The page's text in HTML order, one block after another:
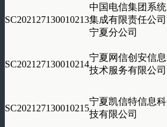
SC202127130010213
中国电信集团系统
集成有限责任公司
宁夏分公司
SC202127130010214
宁夏网信创安信息
技术服务有限公司
SC202127130010215
宁夏凯信特信息科
技有限公司